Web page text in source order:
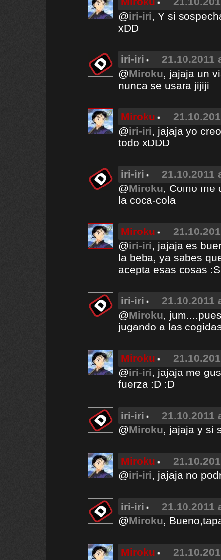
@iri-iri, Y si
xDD
iri-iri
21.10.2011
@Miroku, jajaja un
nunca se usara jijiji
Miroku
@iri-iri, jajaja yo
todo xDDD
iri-iri
21.10.2011
@Miroku, Como me
la coca-cola
Miroku
@iri-iri, jajaja es
la beba, ya sabes
acepta esas cosas :S
iri-iri
21.10.2011
@Miroku,
jugando a las
Miroku
@iri-iri, jajaja me
fuerza :D :D
iri-iri
21.10.2011
@Miroku, jajaja y si
Miroku
@iri-iri, jajaja no
iri-iri
21.10.2011
@Miroku,
Miroku